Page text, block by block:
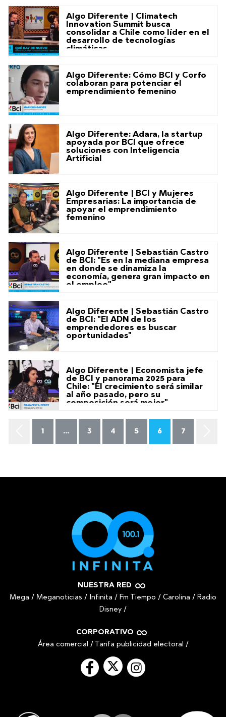
Algo Diferente | Climatech
Innovation Summit busca
consolidar a Chile como líder en el
desarrollo de tecnologías
climáticas
Algo Diferente: Cómo BCI y Corfo
colaboran para potenciar el
emprendimiento femenino
Algo Diferente: Adara, la startup
apoyada por BCI que ofrece
soluciones con Inteligencia
Artificial
Algo Diferente | BCI y Mujeres
Empresarias: La importancia de
apoyar el emprendimiento
femenino
Algo Diferente | Sebastián Castro
de BCI: "Es en la mediana empresa
en donde se dinamiza la
economía, genera gran impacto en
el empleo"
Algo Diferente | Sebastián Castro
de BCI: "El ADN de los
emprendedores es buscar
oportunidades"
Algo Diferente | Economista jefe
de BCI y panorama 2025 para
Chile: "El crecimiento será similar
al año pasado, pero su
composición será mejor"
1 ... 3 4 5 6 7
NUESTRA RED
Mega / Meganoticias / Infinita / Fm Tiempo / Carolina / Radio
Disney /
CORPORATIVO
Área comercial / Tarifa publicidad electoral /